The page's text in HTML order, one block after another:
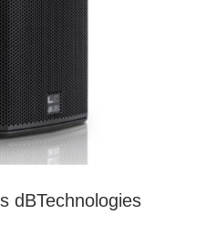
dBTechnologies